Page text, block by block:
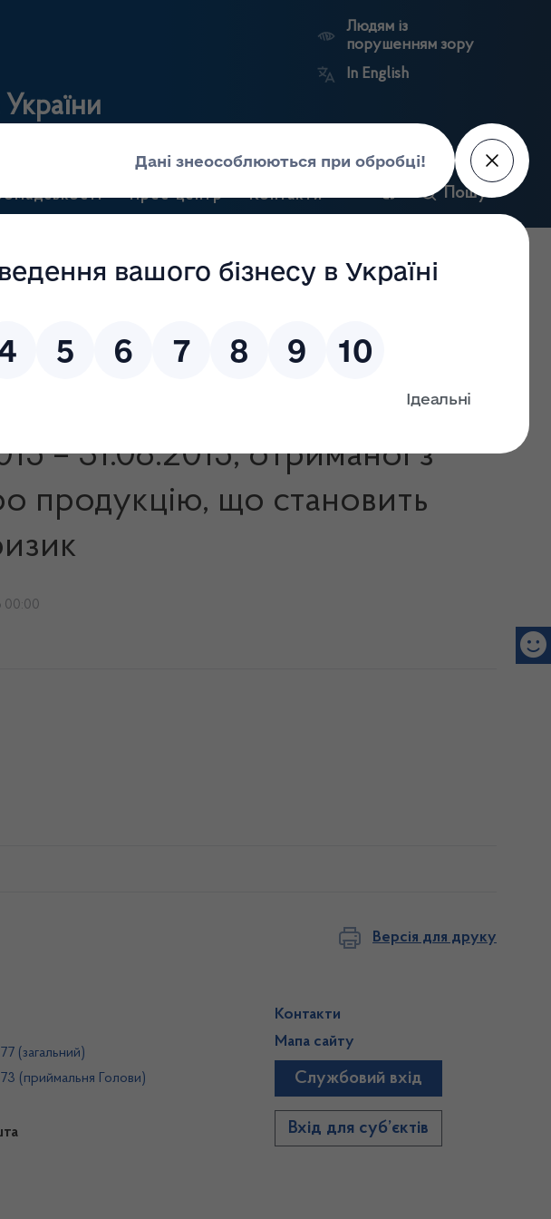
за наркотиками
Людям із
порушенням зору
In English
Прес-центр Контакти Пошук
виробництва лікарських
Ринковий
Державні
Антикорупційний
портал
з іноземних систем повідомлення про продукцію, що становить
– 31.08.2015, отриманої з
продукцію, що становить
00:00
Версія для друку
(загальний)
(приймальня Голови)
Контакти
Мапа сайту
Службовий вхід
Вхід для суб’єктів